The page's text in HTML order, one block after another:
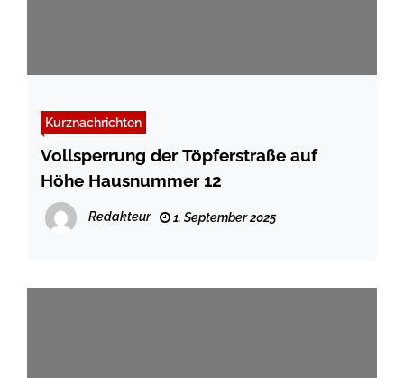
Kurznachrichten
Vollsperrung der Töpferstraße auf
Höhe Hausnummer 12
Redakteur 1. September 2025